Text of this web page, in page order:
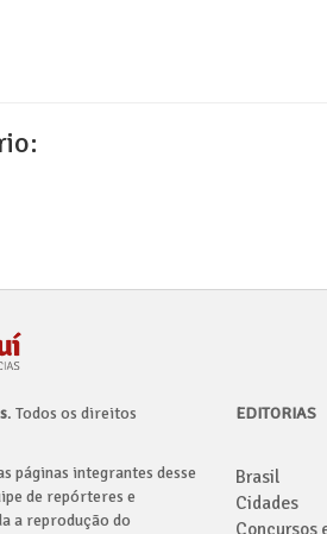
. Todos os direitos
páginas integrantes desse
de repórteres e
a reprodução do
EDITORIAS
Brasil
Cidades
Concursos